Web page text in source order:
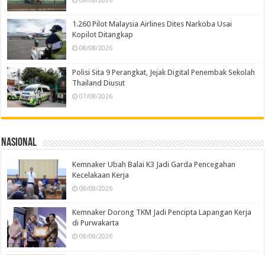
1.260 Pilot Malaysia Airlines Dites Narkoba Usai
Kopilot Ditangkap
08/08/2026
Polisi Sita 9 Perangkat, Jejak Digital Penembak Sekolah
Thailand Diusut
07/08/2026
Nasional
Kemnaker Ubah Balai K3 Jadi Garda Pencegahan
Kecelakaan Kerja
08/08/2026
Kemnaker Dorong TKM Jadi Pencipta Lapangan Kerja
di Purwakarta
08/08/2026